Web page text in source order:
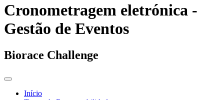
Cronometragem eletrónica -
Gestão de Eventos
Biorace Challenge
Início